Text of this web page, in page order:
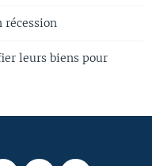
leurs biens pour